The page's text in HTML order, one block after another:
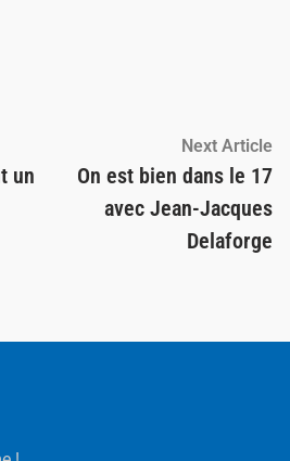
un
Next Article
On est bien dans le 17
avec Jean-Jacques
Delaforge